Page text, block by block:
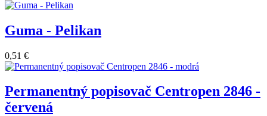
Guma - Pelikan
0,51 €
Permanentný popisovač Centropen 2846 -
červená